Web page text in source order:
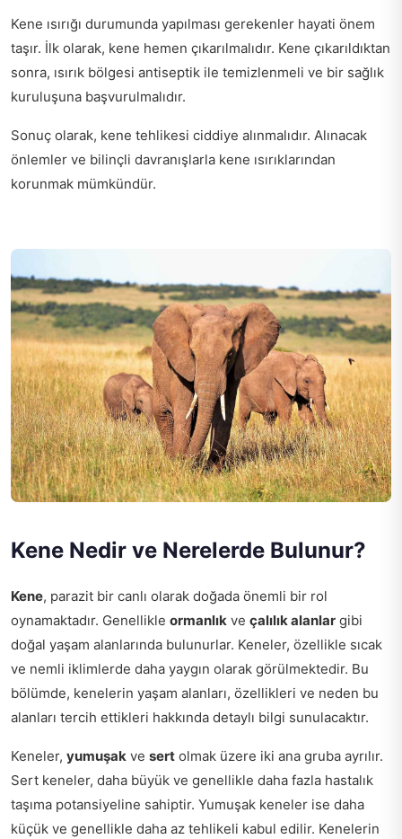
Kene ısırığı durumunda yapılması gerekenler hayati önem
taşır. İlk olarak, kene hemen çıkarılmalıdır. Kene çıkarıldıktan
sonra, ısırık bölgesi antiseptik ile temizlenmeli ve bir sağlık
kuruluşuna başvurulmalıdır.
Sonuç olarak, kene tehlikesi ciddiye alınmalıdır. Alınacak
önlemler ve bilinçli davranışlarla kene ısırıklarından
korunmak mümkündür.
Kene Nedir ve Nerelerde Bulunur?
Kene, parazit bir canlı olarak doğada önemli bir rol
oynamaktadır. Genellikle ormanlık ve çalılık alanlar gibi
doğal yaşam alanlarında bulunurlar. Keneler, özellikle sıcak
ve nemli iklimlerde daha yaygın olarak görülmektedir. Bu
bölümde, kenelerin yaşam alanları, özellikleri ve neden bu
alanları tercih ettikleri hakkında detaylı bilgi sunulacaktır.
Keneler, yumuşak ve sert olmak üzere iki ana gruba ayrılır.
Sert keneler, daha büyük ve genellikle daha fazla hastalık
taşıma potansiyeline sahiptir. Yumuşak keneler ise daha
küçük ve genellikle daha az tehlikeli kabul edilir. Kenelerin